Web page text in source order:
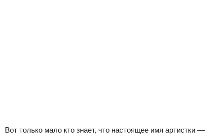
Вот только мало кто знает, что настоящее имя артистки —